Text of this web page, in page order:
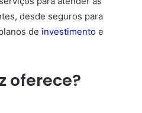
desde seguros para
de investimento e
oferece?